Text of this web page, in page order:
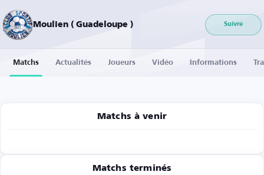
Moulien ( Guadeloupe ) Suivre
Matchs Actualités Joueurs Vidéo Informations
Matchs à venir
Matchs terminés